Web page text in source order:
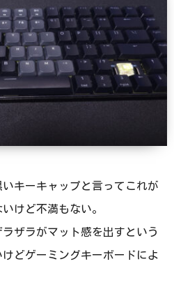
キーキャップと言ってこれが
けど不満もない。
ザラがマット感を出すという
どゲーミングキーボードによ